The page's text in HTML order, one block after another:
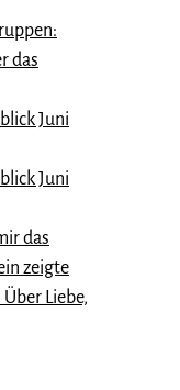
das
Juni
Juni
das
zeigte
Liebe,